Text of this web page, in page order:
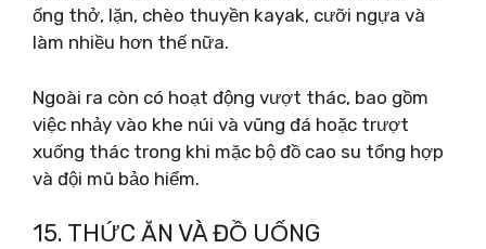
ống thở, lặn, chèo thuyền kayak, cưỡi ngựa và
làm nhiều hơn thế nữa.
Ngoài ra còn có hoạt động vượt thác, bao gồm
việc nhảy vào khe núi và vũng đá hoặc trượt
xuống thác trong khi mặc bộ đồ cao su tổng hợp
và đội mũ bảo hiểm.
15. THỨC ĂN VÀ ĐỒ UỐNG